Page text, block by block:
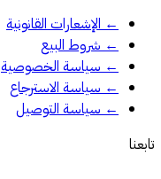
←الإشعارات القانونية
←شروط البيع
←سياسة الخصوصية
←سياسة الاسترجاع
←سياسة التوصيل
تابعنا